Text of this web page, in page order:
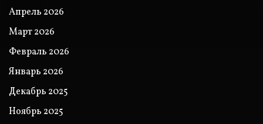
Апрель 2026
Март 2026
Февраль 2026
Январь 2026
Декабрь 2025
Ноябрь 2025